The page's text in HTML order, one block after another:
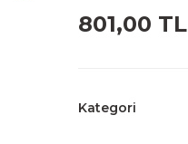
801,00 TL
Kategori